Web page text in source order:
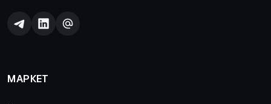
МАРКЕТ